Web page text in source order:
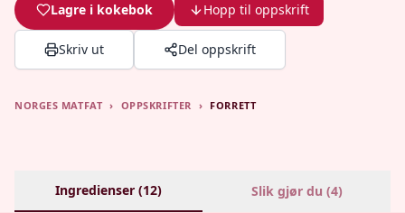
Lagre i kokebok Hopp til oppskrift
Skriv ut Del oppskrift
NORGES MATFAT › OPPSKRIFTER › FORRETT
Ingredienser (12) Slik gjør du (4)